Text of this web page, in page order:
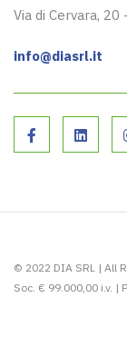
Via di Cervara,
info@diasrl.it
© 2022 DIA SRL | All
Soc. € 99.000,00 i.v. |